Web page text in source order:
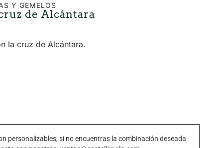
Y GEMELOS
de Alcántara
la cruz de Alcántara.
personalizables, si no encuentras la combinación deseada